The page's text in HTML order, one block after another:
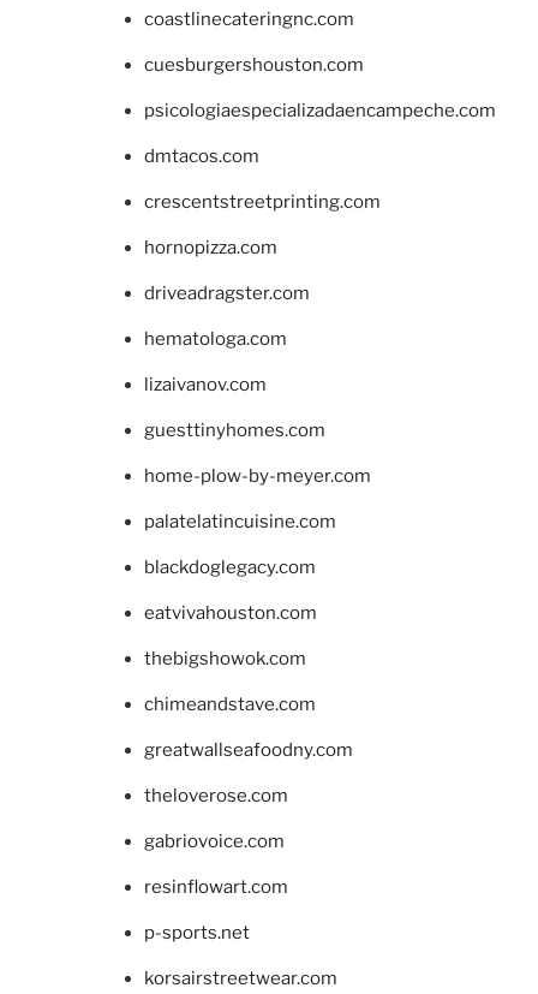
coastlinecateringnc.com
cuesburgershouston.com
psicologiaespecializadaencampeche.com
dmtacos.com
crescentstreetprinting.com
hornopizza.com
driveadragster.com
hematologa.com
lizaivanov.com
guesttinyhomes.com
home-plow-by-meyer.com
palatelatincuisine.com
blackdoglegacy.com
eatvivahouston.com
thebigshowok.com
chimeandstave.com
greatwallseafoodny.com
theloverose.com
gabriovoice.com
resinflowart.com
p-sports.net
korsairstreetwear.com